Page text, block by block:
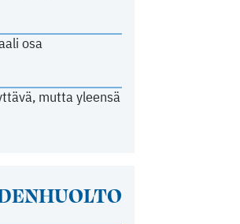
osa
mutta yleensä